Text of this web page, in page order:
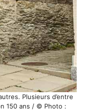
Plusieurs d’entre
150 ans / © Photo :